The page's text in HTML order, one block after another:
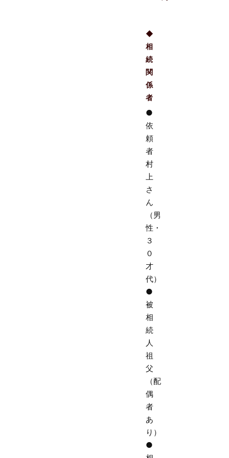
◆
相
続
関
係
者
●
依
頼
者
村
上
さ
ん
（男
性・
３
０
才
代）
●
被
相
続
人
祖
父
（配
偶
者
あ
り）
●